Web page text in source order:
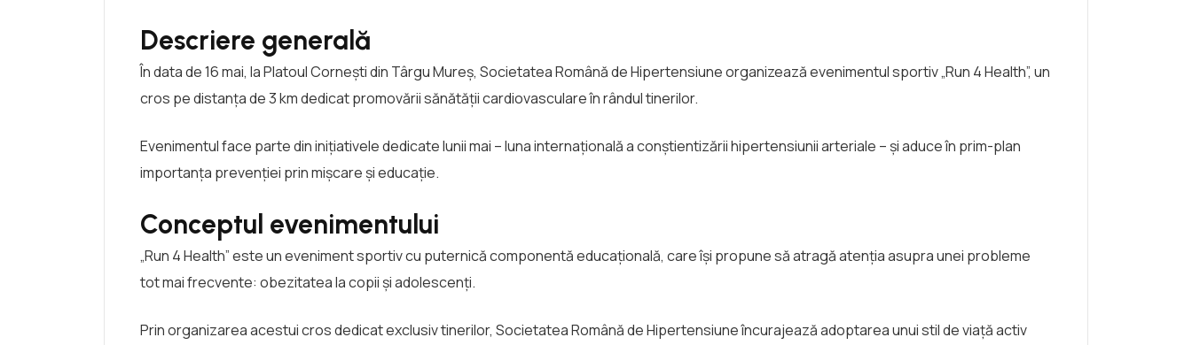
Descriere generală
În data de 16 mai, la Platoul Cornești din Târgu Mureș, Societatea Română de Hipertensiune organizează evenimentul sportiv „Run 4 Health”, un
cros pe distanța de 3 km dedicat promovării sănătății cardiovasculare în rândul tinerilor.
Evenimentul face parte din inițiativele dedicate lunii mai – luna internațională a conștientizării hipertensiunii arteriale – și aduce în prim-plan
importanța prevenției prin mișcare și educație.
Conceptul evenimentului
„Run 4 Health” este un eveniment sportiv cu puternică componentă educațională, care își propune să atragă atenția asupra unei probleme
tot mai frecvente: obezitatea la copii și adolescenți.
Prin organizarea acestui cros dedicat exclusiv tinerilor, Societatea Română de Hipertensiune încurajează adoptarea unui stil de viață activ